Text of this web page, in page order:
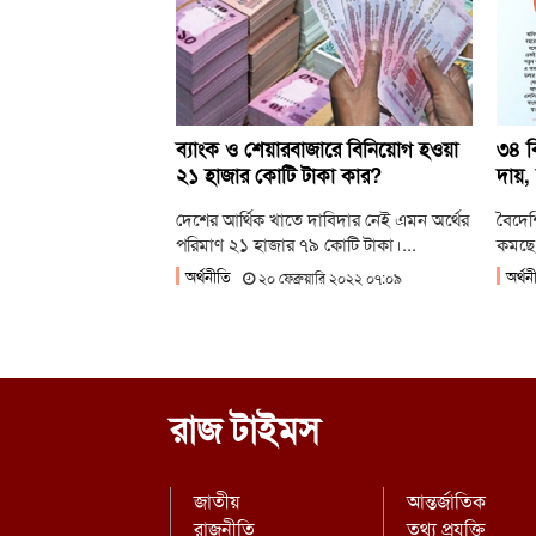
ব্যাংক ও শেয়ারবাজারে বিনিয়োগ হওয়া
২১ হাজার কোটি টাকা কার?
দেশের আর্থিক খাতে দাবিদার নেই এমন অর্থের
পরিমাণ ২১ হাজার ৭৯ কোটি টাকা।...
অর্থনীতি ২০ ফেব্রুয়ারি ২০২২ ০৭:০৯
৩৪
দায়,
কমছে
রাজ টাইমস
জাতীয়
রাজনীতি
আন্তর্জাতিক
তথ্য প্রযুক্তি